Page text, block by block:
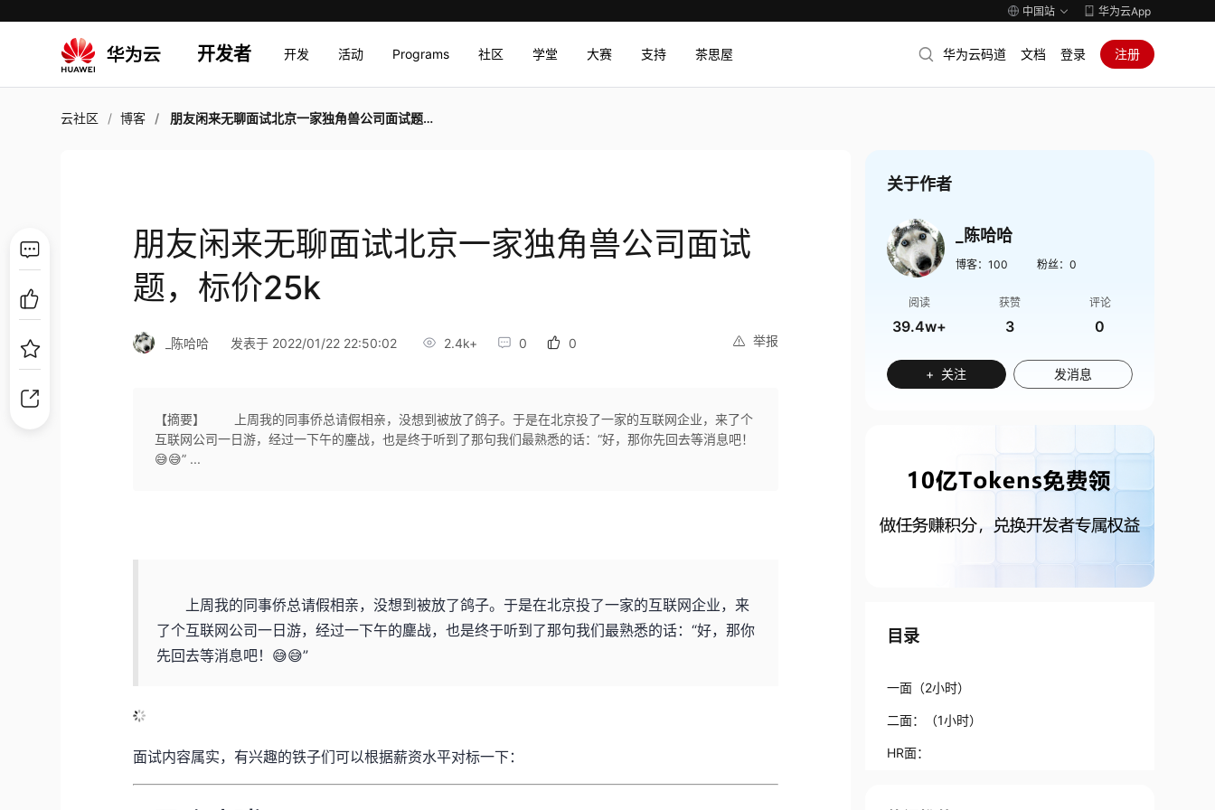
中国站 华为云App
开发者 开发 活动 Programs 社区 学堂 大赛 支持 茶思屋 华为云码道 文档 登录 注册
云社区 博客 朋友闲来无聊面试北京一家独角兽公司面试题，标价25k
朋友闲来无聊面试北京一家独角兽公司面试
题，标价25k
举报
_陈哈哈 发表于 2022/01/22 22:50:02 2.4k+ 0 0
【摘要】 上周我的同事侨总请假相亲，没想到被放了鸽子。于是在北京投了一家的互联网企业，来了个
互联网公司一日游，经过一下午的鏖战，也是终于听到了那句我们最熟悉的话：“好，那你先回去等消息吧！
😅😅” ...
上周我的同事侨总请假相亲，没想到被放了鸽子。于是在北京投了一家的互联网企业，来
了个互联网公司一日游，经过一下午的鏖战，也是终于听到了那句我们最熟悉的话：“好，那你
先回去等消息吧！😅😅”
面试内容属实，有兴趣的铁子们可以根据薪资水平对标一下：
关于作者
_陈哈哈
博客： 100 粉丝： 0
阅读
39.4w+
获赞
3
评论
0
+ 关注 发消息
目录
一面（2小时）
二面：（1小时）
HR面：